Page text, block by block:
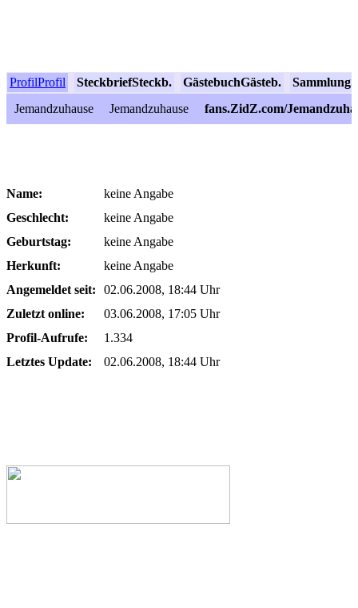
ProfilProfil SteckbriefSteckb. GästebuchGästeb. Sammlung
Jemandzuhause
Jemandzuhause fans.ZidZ.com/
Name:
keine Angabe
Geschlecht:
keine Angabe
Geburtstag:
keine Angabe
Herkunft:
keine Angabe
Angemeldet seit:
02.06.2008, 18:44 Uhr
Zuletzt online:
03.06.2008, 17:05 Uhr
Profil-Aufrufe:
1.334
Letztes Update:
02.06.2008, 18:44 Uhr